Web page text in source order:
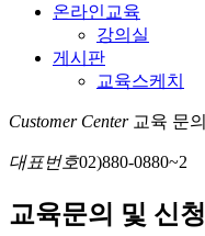
온라인교육
강의실
게시판
교육스케치
Customer Center교육 문의
대표번호02)880-0880~2
교육문의 및 신청